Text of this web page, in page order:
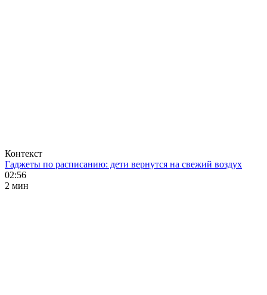
Контекст
Гаджеты по расписанию: дети вернутся на свежий воздух
02:56
2 мин